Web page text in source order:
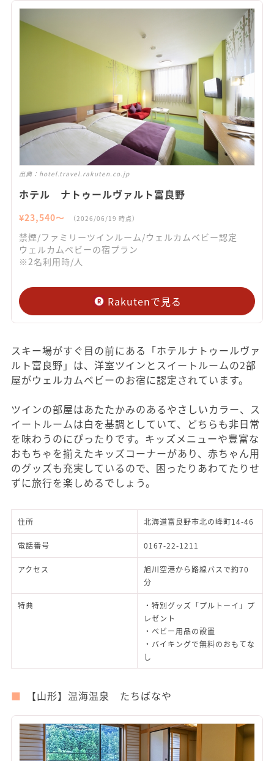
出典： hotel.travel.rakuten.co.jp
ホテル ナトゥールヴァルト富良野
¥23,540〜 （2026/06/19 時点）
禁煙/ファミリーツインルーム/ウェルカムベビー認定
ウェルカムベビーの宿プラン
※2名利用時/人
Rakutenで見る
スキー場がすぐ目の前にある「ホテルナトゥールヴァ
ルト富良野」は、洋室ツインとスイートルームの2部
屋がウェルカムベビーのお宿に認定されています。
ツインの部屋はあたたかみのあるやさしいカラー、ス
イートルームは白を基調としていて、どちらも非日常
を味わうのにぴったりです。キッズメニューや豊富な
おもちゃを揃えたキッズコーナーがあり、赤ちゃん用
のグッズも充実しているので、困ったりあわてたりせ
ずに旅行を楽しめるでしょう。
住所 北海道富良野市北の峰町14-46
電話番号 0167-22-1211
アクセス
旭川空港から路線バスで約70
分
特典
・特別グッズ「プルトーイ」プ
レゼント
・ベビー用品の設置
・バイキングで無料のおもてな
し
【山形】温海温泉 たちばなや